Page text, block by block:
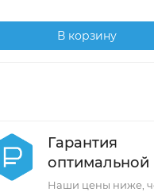
В корзину
Гарантия
оптимальной
Наши цены ниже,